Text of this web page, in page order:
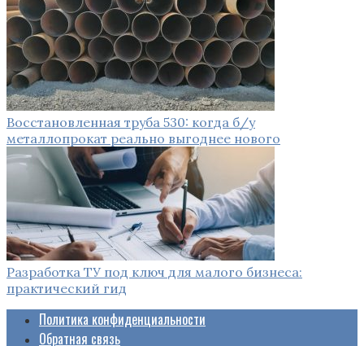
Восстановленная труба 530: когда б/у
металлопрокат реально выгоднее нового
Разработка ТУ под ключ для малого бизнеса:
практический гид
Политика конфиденциальности
Обратная связь